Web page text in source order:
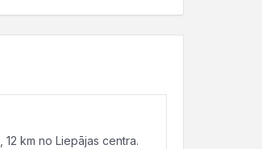
km no Liepājas centra.